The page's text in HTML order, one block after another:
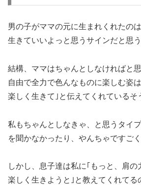
男の子がママの元に生まれくれたの
生きていいよっと思うサインだと思う
結構、ママはちゃんとしなければと
自由で全力で色んなものに楽しむ姿
楽しく生きて｣と伝えてくれているそ
私もちゃんとしなきゃ、と思うタイ
を聞かなかったり、やんちゃですご
しかし、息子達は私に｢もっと、肩の
楽しく生きようと｣と教えてくれてる